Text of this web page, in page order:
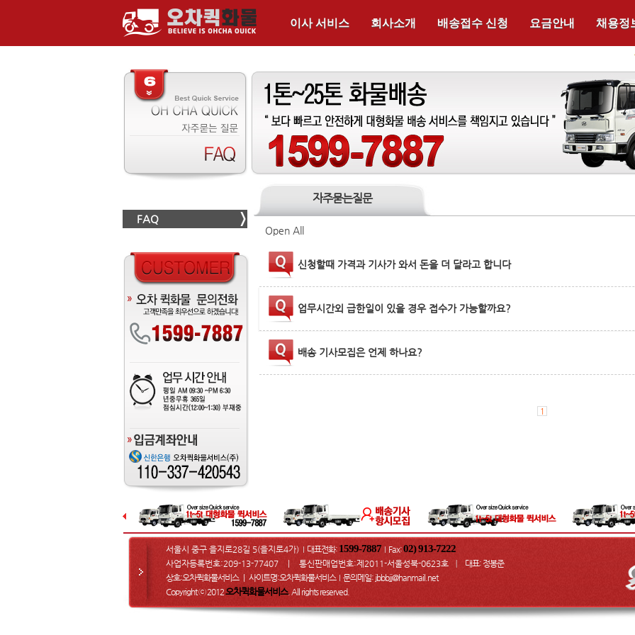
이사 서비스 회사소개 배송접수 신청 요금안내 채용정
FAQ
자주묻는질문
Open All
신청할때 가격과 기사가 와서 돈을 더 달라고 합니다
업무시간외 급한일이 있을 경우 접수가 가능할까요?
배송 기사모집은 언제 하나요?
1
서울시 중구 을지로28길 5(을지로4가) I 대표전화: 1599-7887 I Fax:02) 913-7222
사업자등록번호:209-13-77407 ㅣ 통신판매업번호:제2011-서울성북-0623호
대표: 정봉준
상호:오차퀵화물서비스 ㅣ 사이트명:오차퀵화물서비스 I 문의메일: jbbbjj@hanmail.net
Copyright ⓒ 2012오차퀵화물서비스. All rights reserved.